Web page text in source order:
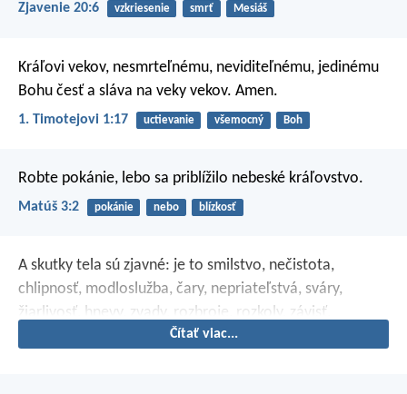
Zjavenie 20:6 vzkriesenie smrť Mesiáš
Kráľovi vekov, nesmrteľnému, neviditeľnému, jedinému
Bohu česť a sláva na veky vekov. Amen.
1. Timotejovi 1:17 uctievanie všemocný Boh
Robte pokánie, lebo sa priblížilo nebeské kráľovstvo.
Matúš 3:2 pokánie nebo blízkosť
A skutky tela sú zjavné: je to smilstvo, nečistota,
chlipnosť, modloslužba, čary, nepriateľstvá, sváry,
žiarlivosť, hnevy, zvady, rozbroje, rozkoly, závisť,
opilstvo, hýrenie a im podobné. O tomto vám vopred
Čítať viac...